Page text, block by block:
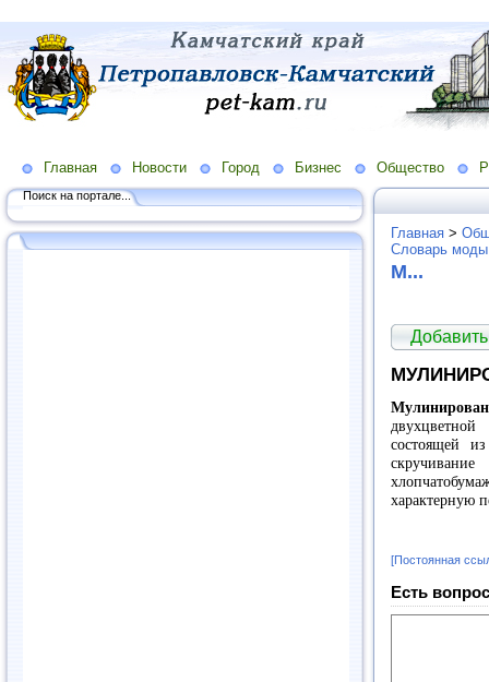
Главная Новости Город Бизнес Общество
Поиск на портале...
Главная >
Словарь
М...
состоящей
характерную
[Постоянная
Есть